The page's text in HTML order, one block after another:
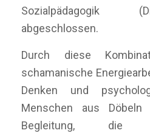
Sozialpädagogik
abgeschlossen.
Durch diese
schamanische
Denken und
Menschen aus
Begleitung, die